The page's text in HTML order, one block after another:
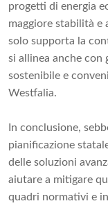
progetti di energia
maggiore stabilità e
solo supporta la
si allinea anche con
sostenibile e
Westfalia.
In conclusione,
pianificazione
delle soluzioni
aiutare a mitigare
quadri normativi e